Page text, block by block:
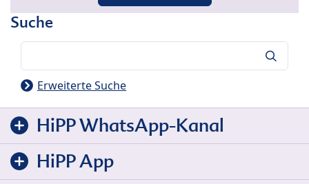
Suche
Erweiterte Suche
HiPP WhatsApp-Kanal
HiPP App